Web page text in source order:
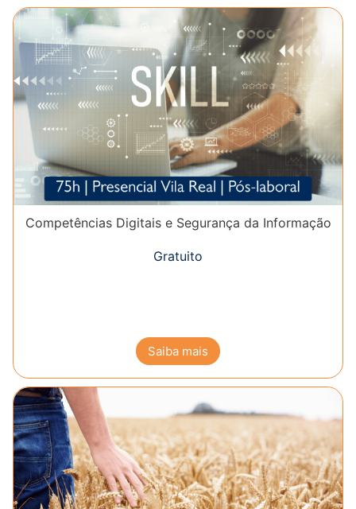
Competências Digitais e Segurança da Informação
Gratuito
Saiba mais